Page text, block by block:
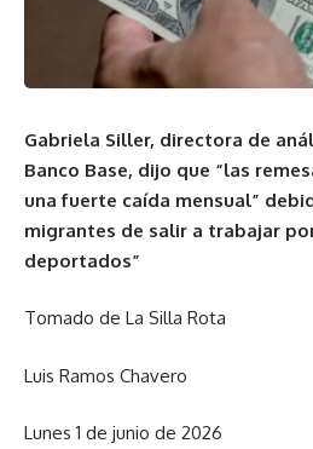
Gabriela Siller, directora de
Banco Base, dijo que “las
una fuerte caída mensual”
migrantes de salir a trabajar
deportados”
Tomado de La Silla Rota
Luis Ramos Chavero
Lunes 1 de junio de 2026